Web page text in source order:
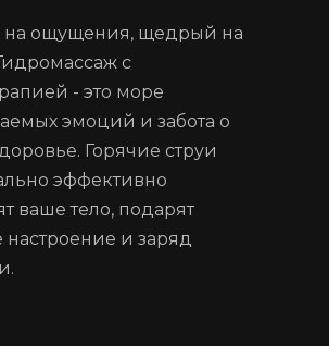
на ощущения, щедрый на
с
- это море
эмоций и забота о
Горячие струи
эффективно
ваше тело, подарят
и заряд